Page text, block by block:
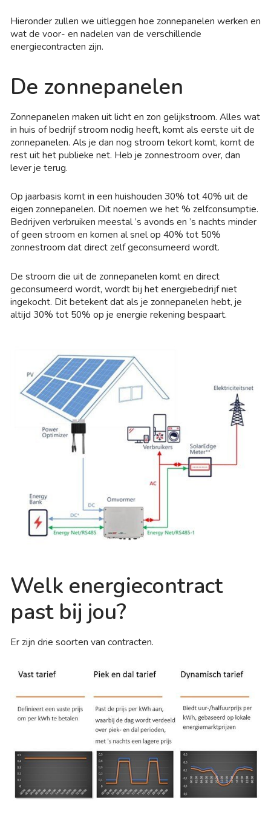
Hieronder zullen we uitleggen hoe zonnepanelen werken en
wat de voor- en nadelen van de verschillende
energiecontracten zijn.
De zonnepanelen
Zonnepanelen maken uit licht en zon gelijkstroom. Alles wat
in huis of bedrijf stroom nodig heeft, komt als eerste uit de
zonnepanelen. Als je dan nog stroom tekort komt, komt de
rest uit het publieke net. Heb je zonnestroom over, dan
lever je terug.
Op jaarbasis komt in een huishouden 30% tot 40% uit de
eigen zonnepanelen. Dit noemen we het % zelfconsumptie.
Bedrijven verbruiken meestal ’s avonds en ’s nachts minder
of geen stroom en komen al snel op 40% tot 50%
zonnestroom dat direct zelf geconsumeerd wordt.
De stroom die uit de zonnepanelen komt en direct
geconsumeerd wordt, wordt bij het energiebedrijf niet
ingekocht. Dit betekent dat als je zonnepanelen hebt, je
altijd 30% tot 50% op je energie rekening bespaart.
Welk energiecontract
past bij jou?
Er zijn drie soorten van contracten.